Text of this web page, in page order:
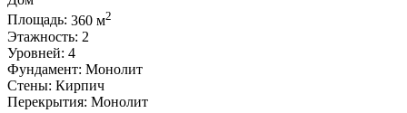
Площадь: 360 м2
Этажность: 2
Уровней: 4
Фундамент: Монолит
Стены: Кирпич
Перекрытия: Монолит